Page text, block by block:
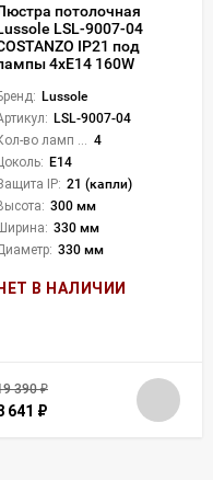
потолочная
LSL-9007-04
IP21 под
4xE14 160W
Lussole
LSL-9007-04
4
E14
IP: 21 (капли)
300 мм
330 мм
330 мм
НЕТ В НАЛИЧИИ
390₽
641 ₽